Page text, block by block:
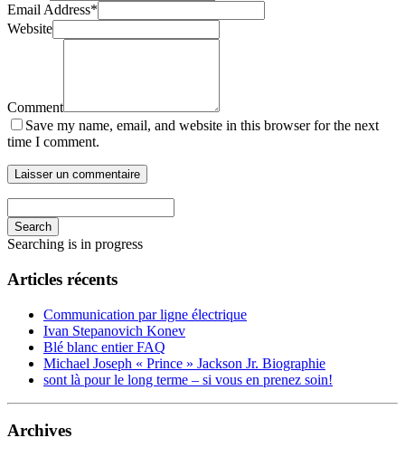
Email Address*
Website
Comment
Save my name, email, and website in this browser for the next
time I comment.
Search
Searching is in progress
Articles récents
Communication par ligne électrique
Ivan Stepanovich Konev
Blé blanc entier FAQ
Michael Joseph « Prince » Jackson Jr. Biographie
sont là pour le long terme – si vous en prenez soin!
Archives